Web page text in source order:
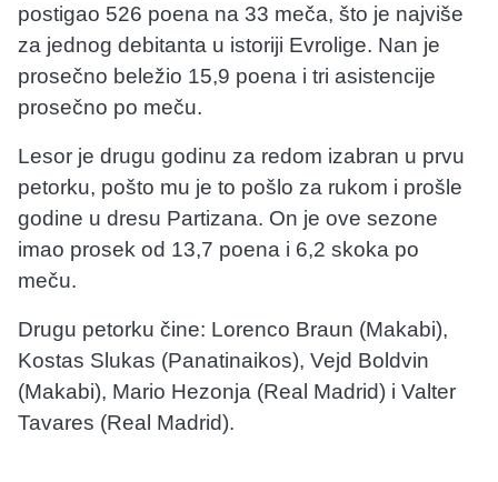
postigao 526 poena na 33 meča, što je najviše
za jednog debitanta u istoriji Evrolige. Nan je
prosečno beležio 15,9 poena i tri asistencije
prosečno po meču.
Lesor je drugu godinu za redom izabran u prvu
petorku, pošto mu je to pošlo za rukom i prošle
godine u dresu Partizana. On je ove sezone
imao prosek od 13,7 poena i 6,2 skoka po
meču.
Drugu petorku čine: Lorenco Braun (Makabi),
Kostas Slukas (Panatinaikos), Vejd Boldvin
(Makabi), Mario Hezonja (Real Madrid) i Valter
Tavares (Real Madrid).